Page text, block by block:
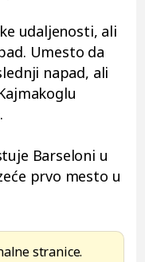
udaljenosti, ali
Umesto da
napad, ali
Barseloni u
prvo mesto u
stranice.